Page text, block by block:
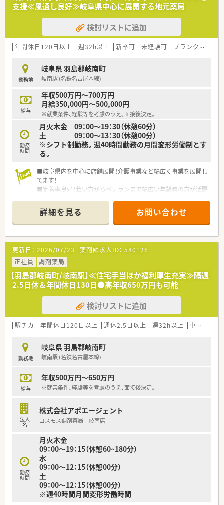
処方箋受付から一連の調剤業務を連動させ、業務効率化を図るほ
か、
調剤過誤防止機能を高め、患者様と働くスタッフを守っていま
す。
システム改修が必要な制度変更があった場合も、迅速に対応でき
★刷新された新規採用者研修
中途入社ならではの悩みを解消し、さくら薬局グループのビジョ
ンや社内規定などをご案内。
同期入社の方との繋がりを踏まえ、『さくら薬局の薬剤師』とし
て、安心してキャリアをスタートいただくための研修です。
店舗OJT・フォローアップや通常の社内研修と絡めて中途入社専
門の体系的な研修をご用意。
安心して飛び込める体制が整備されています。
★業界トップクラスの認定薬局数と盤石化を図る組織体制
です。
がん診療連携拠点病院等との密な連携を行いつつ、より高度な薬
学管理や、
高い専門性が求められる特殊な調剤に対応できる専門医療機関
連携薬局も取得しています。
本社から業界動向などの情報が常に発信されており、患者様や医
療機関と信頼関係を築きやすい体制があるのも認定薬局が増え
ている理由の1つです。
★安心して働ける環境と福利厚生制度
年間休日が「126日相当時間」と業界トップクラスのさくら薬局
では産休・育休の希望取得率も100％！長く働き続けるための環
境づくりを考え、ライフステージに応じた福利厚生をご用意して
います。
また、患者さまへの想いをカタチにする「リトルチャレンジ制
度」では「現場主義」を念頭に、
地域・店舗ごとに異なる患者さまのニーズやスタッフの思いを実
現する取り組みも行っています。
ップをご用意しております。
こうした働きやすい環境づくりに力を入れている『さくら薬局グ
ループ』でご活躍されてみませんか？
支援≪風通し良好≫岐阜県中心に展開する地元薬局
検討リストに追加
年間休日120日以上 週32h以上 新卒可 未経験可 ブランク可
勤務地
岐阜県 羽島郡岐南町
岐南駅 (名鉄名古屋本線)
給与
年収500万円～700万円
月給350,000円～500,000円
※就業条件、経験等を考慮のうえ、面接後決定。
勤務
時間
月火木金 09：00～19：30（休憩60分）
土 09：00～13：30（休憩00分）
※シフト制勤務。週40時間勤務の月間変形労働制とす
る。
■岐阜県内を中心に店舗展開！介護事業など幅広く事業を展開し
てます！
■定着率良好！若い方からベテランまで幅広い年齢層の方が活躍
■やりたいことを応援・支援して頂ける企業です！風通しがよく
アットホームな環境です！
詳細を見る お問い合わせ
更新日： 2026/07/23 薬剤師求人ID： 580126
正社員
調剤薬局
【羽島郡岐南町/岐南駅】≪住宅手当ほか福利厚生充実≫隔週
2.5日休＆年間休日130日●高年収650万円も可能
検討リストに追加
駅チカ 年間休日120日以上 週休2.5日以上 週32h以上 車通勤可
勤務地
岐阜県 羽島郡岐南町
岐南駅 (名鉄名古屋本線)
給与
年収500万円～650万円
※就業条件、経験等を考慮のうえ、面接後決定。
法人
名
株式会社アポエージェント
コスモス調剤薬局 岐南店
勤務
時間
月火木金
09：00～19：15（休憩60~180分）
水
09：00～12：15（休憩00分）
土
09：00～12：15（休憩00分）
※週40時間月間変形労働時間